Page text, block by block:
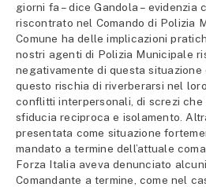
giorni fa – dice Gandola –
riscontrato nel Comando di Polizia
Comune ha delle implicazioni
nostri agenti di Polizia Municipale
negativamente di questa
questo rischia di riverberarsi nel
conflitti interpersonali, di screzi che
sfiducia reciproca e isolamento.
presentata come situazione
mandato a termine dell’attuale
Forza Italia aveva denunciato
Comandante a termine, come nel